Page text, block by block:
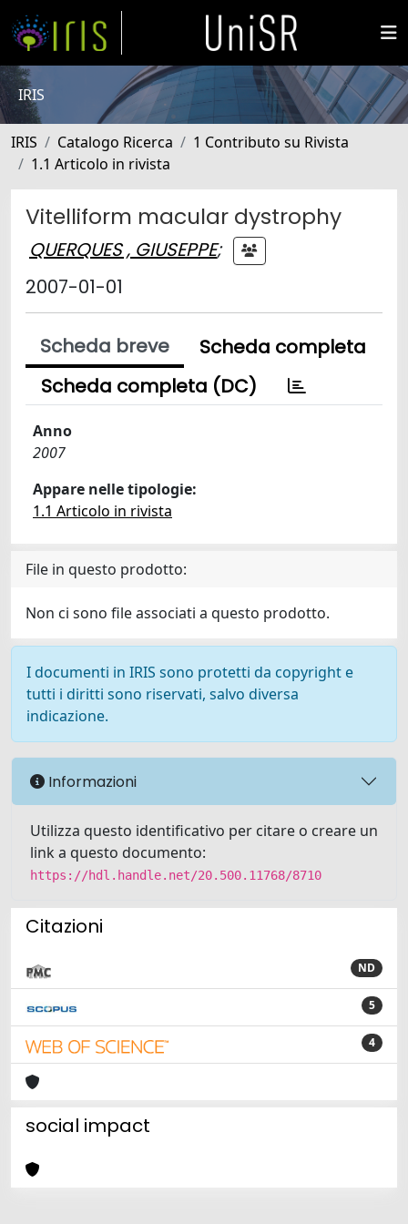
IRIS
IRIS Catalogo Ricerca
1 Contributo su Rivista
1.1 Articolo in rivista
Vitelliform macular dystrophy
QUERQUES , GIUSEPPE;
2007-01-01
Scheda breve
Scheda completa
Scheda completa (DC)
Anno
2007
Appare nelle tipologie:
1.1 Articolo in rivista
File in questo prodotto:
Non ci sono file associati a questo prodotto.
I documenti in IRIS sono protetti da copyright e
tutti i diritti sono riservati, salvo diversa
indicazione.
Informazioni
Utilizza questo identificativo per citare o creare un
link a questo documento:
https://hdl.handle.net/20.500.11768/8710
Citazioni
ND
5
4
social impact